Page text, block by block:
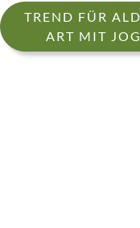
TREND FÜR
ART MIT